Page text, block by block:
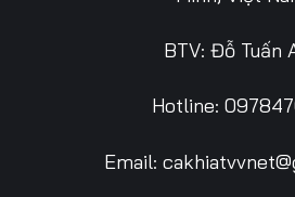
BTV: Đỗ Tuấn
Hotline:
Email: